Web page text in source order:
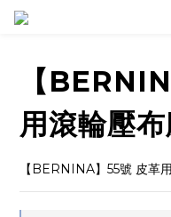
【
用滾輪壓
【BERNINA】55號 皮革